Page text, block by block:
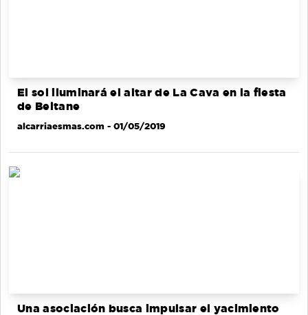
El sol iluminará el altar de La Cava en la fiesta
de Beltane
alcarriaesmas.com - 01/05/2019
Una asociación busca impulsar el yacimiento